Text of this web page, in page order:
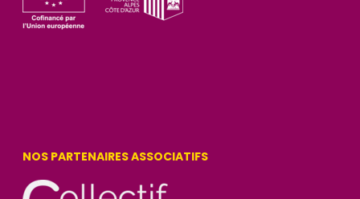
NOS PARTENAIRES ASSOCIATIFS